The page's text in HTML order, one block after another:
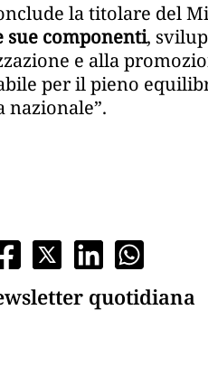
la titolare del
sue componenti,
e alla
per il pieno
nazionale”.
quotidiana